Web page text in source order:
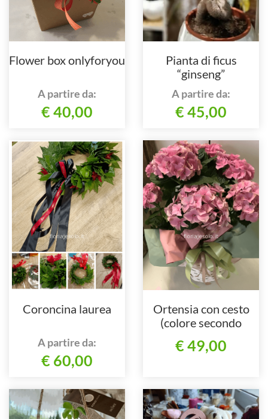
Flower box onlyforyou
A partire da:
€ 40,00
Pianta di ficus
“ginseng”
A partire da:
€ 45,00
Coroncina laurea
A partire da:
€ 60,00
Ortensia con cesto
(colore secondo
€ 49,00